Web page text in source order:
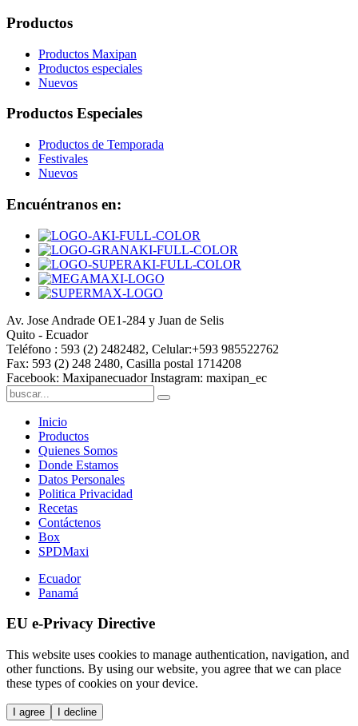
Productos
Productos Maxipan
Productos especiales
Nuevos
Productos Especiales
Productos de Temporada
Festivales
Nuevos
Encuéntranos en:
Av. Jose Andrade OE1-284 y Juan de Selis
Quito - Ecuador
Teléfono : 593 (2) 2482482, Celular:+593 985522762
Fax: 593 (2) 248 2480, Casilla postal 1714208
Facebook: Maxipanecuador Instagram: maxipan_ec
Inicio
Productos
Quienes Somos
Donde Estamos
Datos Personales
Politica Privacidad
Recetas
Contáctenos
Box
SPDMaxi
Ecuador
Panamá
EU e-Privacy Directive
This website uses cookies to manage authentication, navigation, and
other functions. By using our website, you agree that we can place
these types of cookies on your device.
I agree I decline